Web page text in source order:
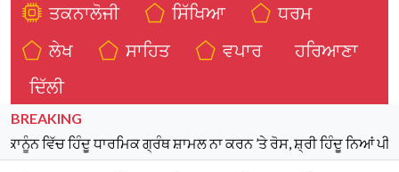
ਤਕਨਾਲੋਜੀ
ਸਿੱਖਿਆ
ਧਰਮ
ਲੇਖ
ਸਾਹਿਤ ਵਪਾਰ
ਹਰਿਆਣਾ
ਦਿੱਲੀ
BREAKING
ਧਾਰਮਿਕ ਗ੍ਰੰਥ ਸ਼ਾਮਲ ਨਾ ਕਰਨ ’ਤੇ ਰੋਸ, ਸ਼੍ਰੀ ਹਿੰਦੂ ਨਿਆਂ ਪੀਠ ਨੇ ਕੀਤੀ